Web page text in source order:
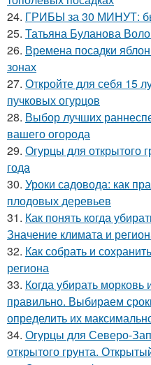
24. ГРИБЫ за 30 МИНУТ:
25. Татьяна Буланова
26. Времена посадки
зонах
27. Откройте для себя 15
пучковых огурцов
28. Выбор лучших
вашего огорода
29. Огурцы для открытого
года
30. Уроки садовода: как
плодовых деревьев
31. Как понять когда
Значение климата и
32. Как собрать и
региона
33. Когда убирать морковь
правильно. Выбираем
определить их
34. Огурцы для Северо-
открытого грунта.